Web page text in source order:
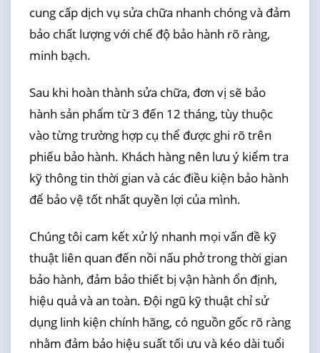
cung cấp dịch vụ sửa chữa nhanh chóng và đảm
bảo chất lượng với chế độ bảo hành rõ ràng,
minh bạch.
Sau khi hoàn thành sửa chữa, đơn vị sẽ bảo
hành sản phẩm từ 3 đến 12 tháng, tùy thuộc
vào từng trường hợp cụ thể được ghi rõ trên
phiếu bảo hành. Khách hàng nên lưu ý kiểm tra
kỹ thông tin thời gian và các điều kiện bảo hành
để bảo vệ tốt nhất quyền lợi của mình.
Chúng tôi cam kết xử lý nhanh mọi vấn đề kỹ
thuật liên quan đến nồi nấu phở trong thời gian
bảo hành, đảm bảo thiết bị vận hành ổn định,
hiệu quả và an toàn. Đội ngũ kỹ thuật chỉ sử
dụng linh kiện chính hãng, có nguồn gốc rõ ràng
nhằm đảm bảo hiệu suất tối ưu và kéo dài tuổi